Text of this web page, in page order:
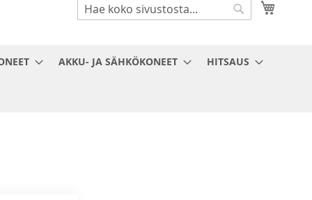
Haku
Haku
AKKU- JA SÄHKÖKONEET HITSAUS